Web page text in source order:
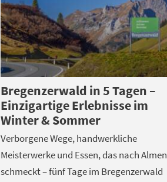
Bregenzerwald in 5 Tagen –
Einzigartige Erlebnisse im
Winter & Sommer
Verborgene Wege, handwerkliche
Meisterwerke und Essen, das nach Almen
schmeckt – fünf Tage im Bregenzerwald